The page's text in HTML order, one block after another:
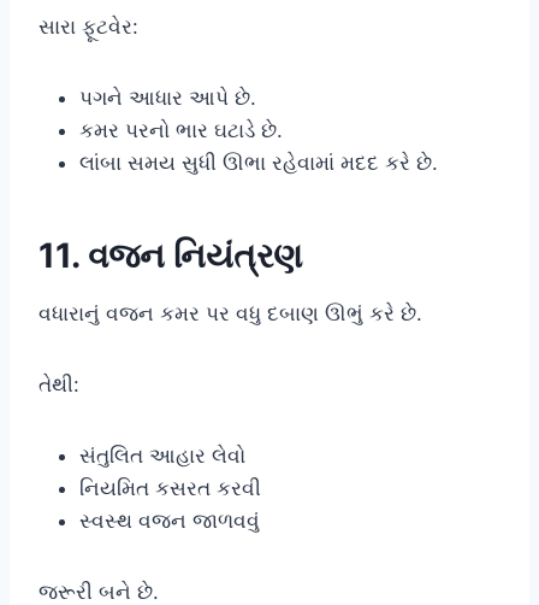
સારા ફૂટવેર:
પગને આધાર આપે છે.
કમર પરનો ભાર ઘટાડે છે.
લાંબા સમય સુધી ઊભા રહેવામાં મદદ કરે છે.
11. વજન નિયંત્રણ
વધારાનું વજન કમર પર વધુ દબાણ ઊભું કરે છે.
તેથી:
સંતુલિત આહાર લેવો
નિયમિત કસરત કરવી
સ્વસ્થ વજન જાળવવું
જરૂરી બને છે.